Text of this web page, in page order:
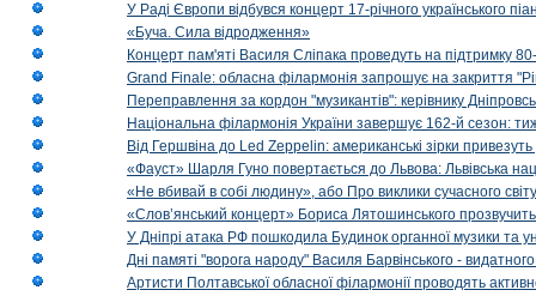
У Раді Європи відбувся концерт 17-річного українського
«Буча. Сила відродження»
Концерт пам'яті Василя Сліпака проведуть на підтримку
Grand Finale: обласна філармонія запрошує на закриття
Переправлення за кордон "музикантів": керівнику
Національна філармонія України завершує 162-й сезон:
Від Гершвіна до Led Zeppelin: американські зірки
«Фауст» Шарля Гуно повертається до Львова: Львівська
«Не вбивай в собі людину», або Про виклики сучасного світу
«Слов’янський концерт» Бориса Лятошинського
У Дніпрі атака РФ пошкодила Будинок органної музики та
Дні памяті "ворога народу" Василя Барвінського -
Артисти Полтавської обласної філармонії проводять